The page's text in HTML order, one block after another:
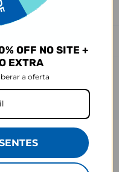
OFF NO SITE +
EXTRA
a oferta